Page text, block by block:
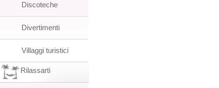
Discoteche
Divertimenti
Villaggi turistici
Rilassarti